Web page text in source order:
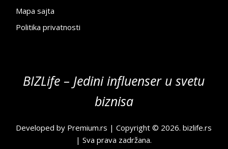
Mapa sajta
Politika privatnosti
BIZLife – Jedini influenser u svetu
biznisa
Developed by Premium.rs | Copyright © 2026.bizlife.rs
| Sva prava zadržana.